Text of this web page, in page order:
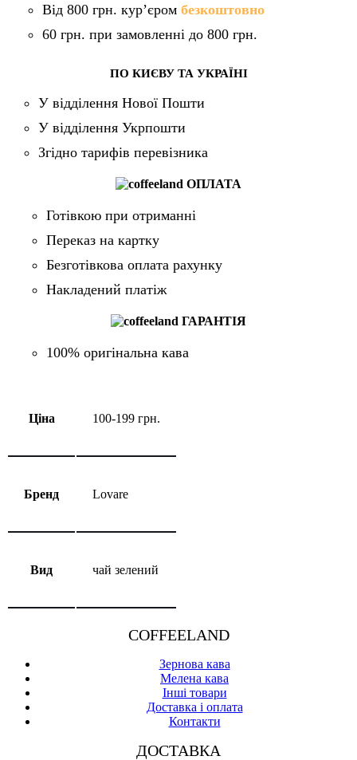
Від 800 грн. кур’єром безкоштовно
60 грн. при замовленні до 800 грн.
ПО КИЄВУ ТА УКРАЇНІ
У відділення Нової Пошти
У відділення Укрпошти
Згідно тарифів перевізника
ОПЛАТА
Готівкою при отриманні
Переказ на картку
Безготівкова оплата рахунку
Накладений платіж
ГАРАНТІЯ
100% оригінальна кава
Ціна 100-199 грн.
Бренд Lovare
Вид чай зелений
COFFEELAND
Зернова кава
Мелена кава
Інші товари
Доставка і оплата
Контакти
ДОСТАВКА